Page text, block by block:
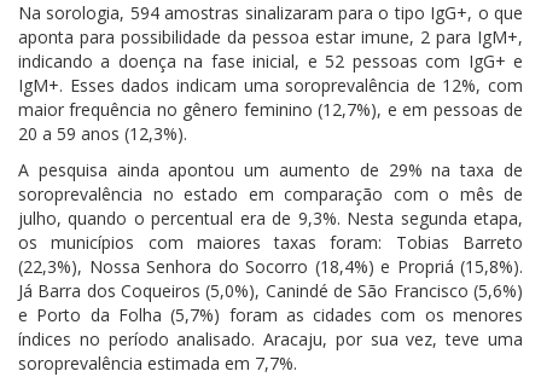
Na sorologia, 594 amostras sinalizaram para o tipo IgG+, o que
aponta para possibilidade da pessoa estar imune, 2 para IgM+,
indicando a doença na fase inicial, e 52 pessoas com IgG+ e
IgM+. Esses dados indicam uma soroprevalência de 12%, com
maior frequência no gênero feminino (12,7%), e em pessoas de
20 a 59 anos (12,3%).
A pesquisa ainda apontou um aumento de 29% na taxa de
soroprevalência no estado em comparação com o mês de
julho, quando o percentual era de 9,3%. Nesta segunda etapa,
os municípios com maiores taxas foram: Tobias Barreto
(22,3%), Nossa Senhora do Socorro (18,4%) e Propriá (15,8%).
Já Barra dos Coqueiros (5,0%), Canindé de São Francisco (5,6%)
e Porto da Folha (5,7%) foram as cidades com os menores
índices no período analisado. Aracaju, por sua vez, teve uma
soroprevalência estimada em 7,7%.